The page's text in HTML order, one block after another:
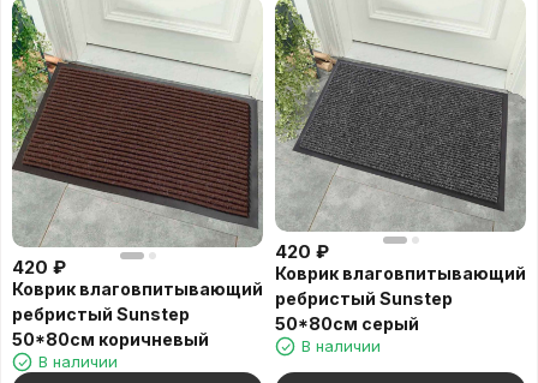
420 ₽
Коврик влаговпитывающий
ребристый Sunstep
50*80см коричневый
В наличии
420 ₽
Коврик влаговпитывающий
ребристый Sunstep
50*80см серый
В наличии